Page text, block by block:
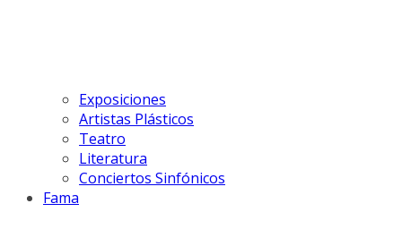
Exposiciones
Artistas Plásticos
Teatro
Literatura
Conciertos Sinfónicos
Fama